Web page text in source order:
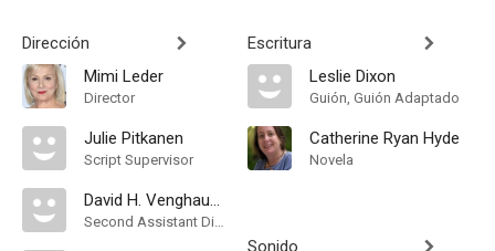
Dirección
Mimi Leder
Director
Julie Pitkanen
Script Supervisor
David H. Venghaus Jr.
Second Assistant Director
Escritura
Leslie Dixon
Guión, Guión Adaptado
Catherine Ryan Hyde
Novela
Sonido